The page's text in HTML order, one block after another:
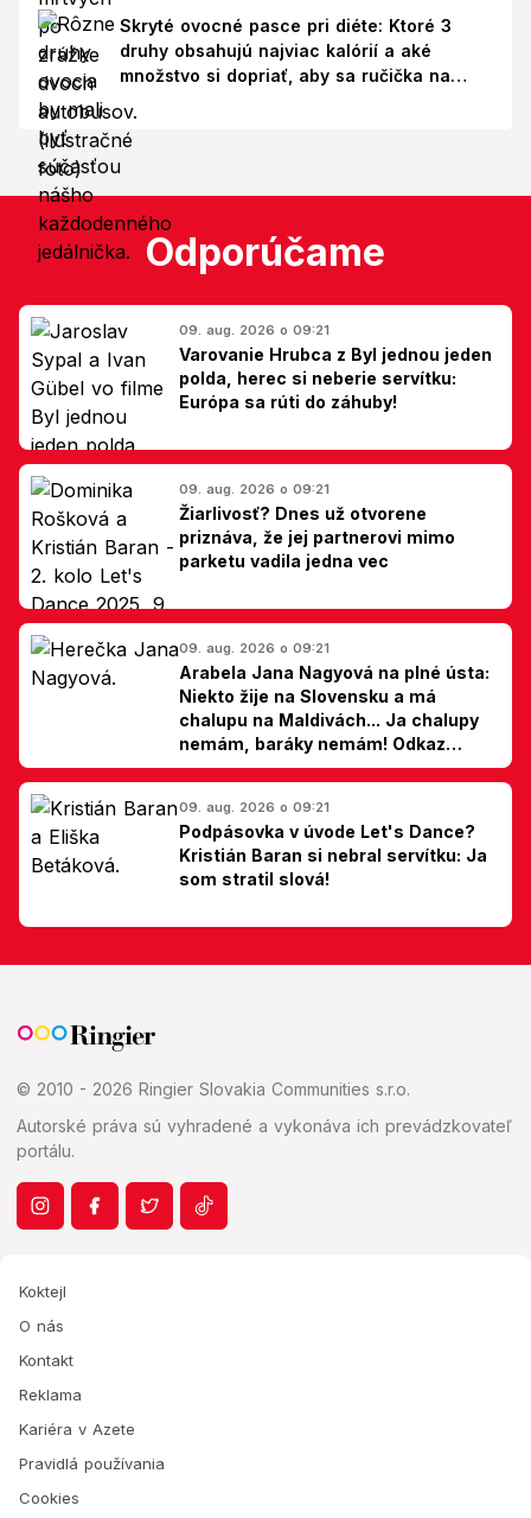
Skryté ovocné pasce pri diéte: Ktoré 3
druhy obsahujú najviac kalórií a aké
množstvo si dopriať, aby sa ručička na
Odporúčame
09. aug. 2026 o 09:21
Varovanie Hrubca z Byl jednou jeden
polda, herec si neberie servítku:
Európa sa rúti do záhuby!
09. aug. 2026 o 09:21
Žiarlivosť? Dnes už otvorene
priznáva, že jej partnerovi mimo
parketu vadila jedna vec
09. aug. 2026 o 09:21
Arabela Jana Nagyová na plné ústa:
Niekto žije na Slovensku a má
chalupu na Maldivách... Ja chalupy
nemám, baráky nemám! Odkaz
Slovákom
09. aug. 2026 o 09:21
Podpásovka v úvode Let's Dance?
Kristián Baran si nebral servítku: Ja
som stratil slová!
© 2010 - 2026 Ringier Slovakia Communities s.r.o.
Autorské práva sú vyhradené a vykonáva ich prevádzkovateľ
portálu.
Koktejl
O nás
Kontakt
Reklama
Kariéra v Azete
Pravidlá používania
Cookies